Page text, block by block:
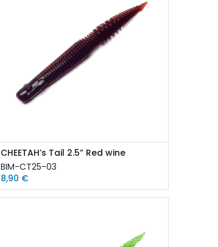
CHEETAH’s Tail 2.5” Red wine
BIM-CT25-03
8,90 €